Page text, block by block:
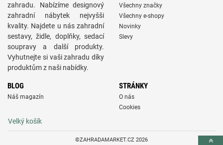
zahradu. Nabízíme designový
zahradní nábytek nejvyšši
kvality. Najdete u nás zahradní
sestavy, židle, doplňky, sedací
soupravy a další produkty.
Vyhutnejte si vaši zahradu díky
produktům z naši nabídky.
Všechny značky
Všechny e-shopy
Novinky
Slevy
BLOG
Náš magazín
STRÁNKY
O nás
Cookies
Velký košík
©ZAHRADAMARKET.CZ 2026